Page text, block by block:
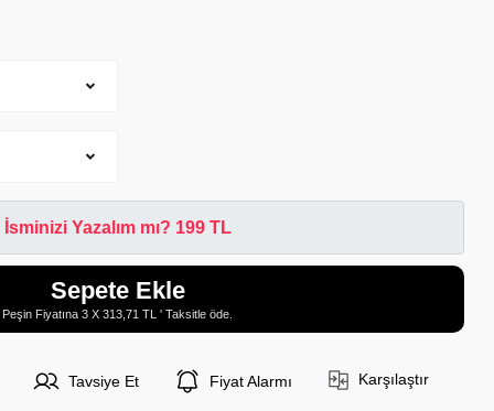
İsminizi Yazalım mı? 199 TL
Sepete Ekle
Peşin Fiyatına 3 X 313,71 TL ' Taksitle öde.
Tavsiye Et Fiyat Alarmı Karşılaştır